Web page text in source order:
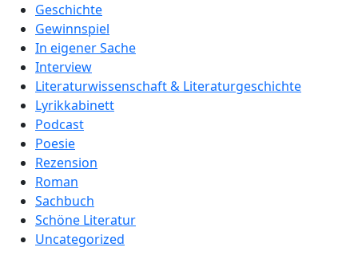
Geschichte
Gewinnspiel
In eigener Sache
Interview
Literaturwissenschaft & Literaturgeschichte
Lyrikkabinett
Podcast
Poesie
Rezension
Roman
Sachbuch
Schöne Literatur
Uncategorized